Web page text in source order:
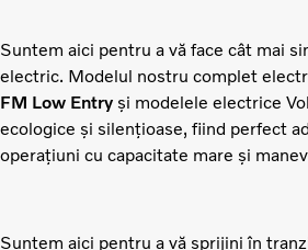
Suntem aici pentru a vă face cât mai
electric. Modelul nostru complet
FM Low Entry și modelele electrice
ecologice și silențioase, fiind perfect
operațiuni cu capacitate mare și
Suntem aici pentru a vă sprijini în